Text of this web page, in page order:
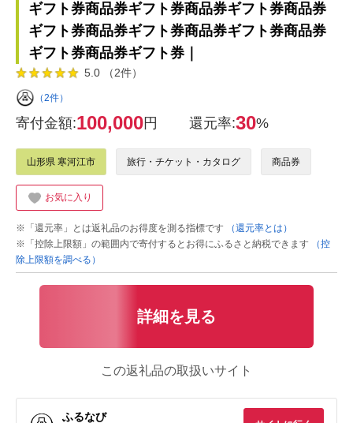
ギフト券商品券ギフト券商品券ギフト券商品券
ギフト券商品券ギフト券商品券ギフト券商品券
ギフト券商品券ギフト券｜
5.0 （2件）
（2件）
寄付金額:100,000円 還元率:30%
山形県 寒河江市 旅行・チケット・カタログ 商品券
お気に入り
※「還元率」とは返礼品のお得度を測る指標です
（還元率とは）
※「控除上限額」の範囲内で寄付するとお得にふるさと納税できます
（控
除上限額を調べる）
詳細を見る
この返礼品の取扱いサイト
ふるなび